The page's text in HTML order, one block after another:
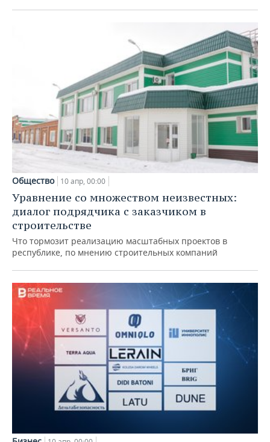
Общество 10 апр, 00:00
Уравнение со множеством неизвестных:
диалог подрядчика с заказчиком в
строительстве
Что тормозит реализацию масштабных проектов в
республике, по мнению строительных компаний